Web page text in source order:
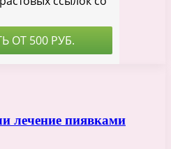
лечение пиявками